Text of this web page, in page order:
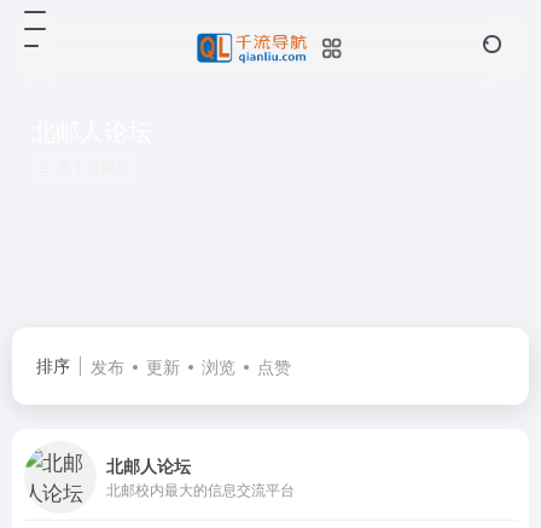
排序 发布 更新 浏览 点赞
北邮人论坛
北邮校内最大的信息交流平台